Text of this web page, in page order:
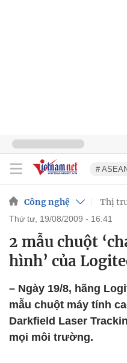
#
Công nghệ Thị
thứ tư, 19/08/2009 - 16:41
2 mẫu chuột
hình’ của
– Ngày 19/8, hãng
mẫu chuột máy tính
Darkfield Laser
mọi môi trường.